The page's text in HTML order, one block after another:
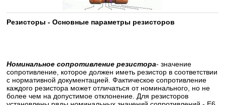
Резисторы - Основные параметры резисторов
Номинальное сопротивление резистора- значение
сопротивление, которое должен иметь резистор в соответствии
с нормативной документацией. Фактическое сопротивление
каждого резистора может отличаться от номинального, но не
более чем на допустимое отклонение. Для резисторов